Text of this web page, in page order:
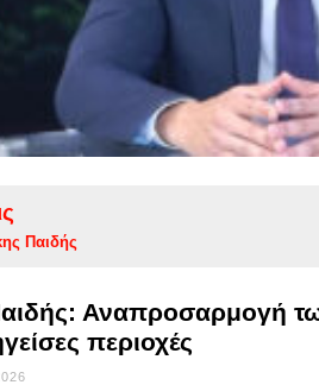
Παιδής
Αναπροσαρμογή
περιοχές